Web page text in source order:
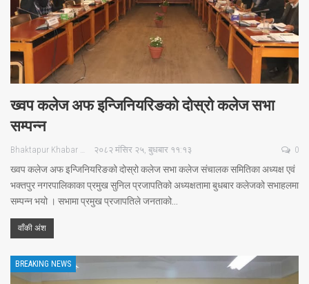
ख्वप कलेज अफ इन्जिनियरिङको दोस्रो कलेज सभा
सम्पन्न
२०८२ मंसिर २५, बुधबार ११:१३ 0
ख्वप कलेज अफ इन्जिनियरिङको दोस्रो कलेज सभा कलेज संचालक समितिका अध्यक्ष एवं
भक्तपुर नगरपालिकाका प्रमुख सुनिल प्रजापतिको अध्यक्षतामा बुधबार कलेजको सभाहलमा
सम्पन्न भयो । सभामा प्रमुख प्रजापतिले जनताको…
वाँकी अंश
BREAKING NEWS